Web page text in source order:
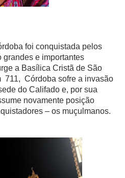
foi conquistada pelos
e importantes
a Basílica Cristã de São
711, Córdoba sofre a invasão
do Califado e, por sua
novamente posição
– os muçulmanos.